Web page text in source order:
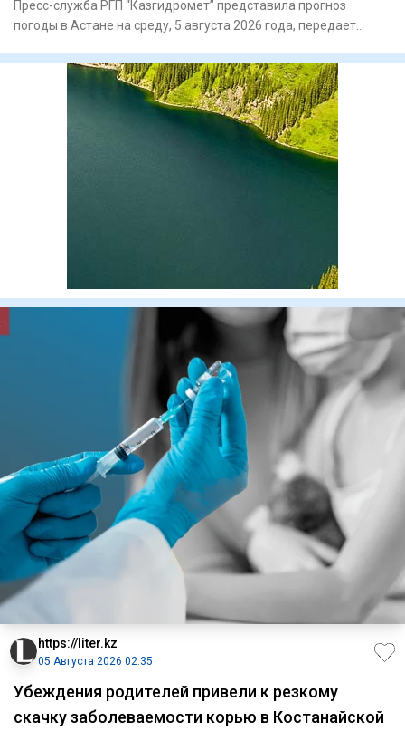
Пресс-служба РГП “Казгидромет” представила прогноз
погоды в Астане на среду, 5 августа 2026 года, передает
https://liter.kz
05 Августа 2026 02:35
Убеждения родителей привели к резкому
скачку заболеваемости корью в Костанайской